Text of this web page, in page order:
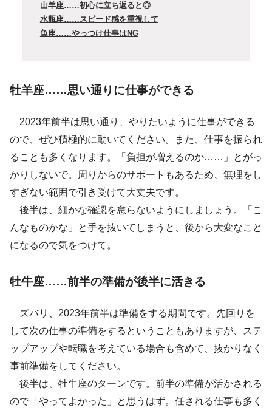
山羊座……初心に立ち返ると◎
水瓶座……スピード感を重視して
魚座……やっつけ仕事はNG
牡羊座……思い通りに仕事ができる
2023年前半は思い通り、やりたいように仕事ができる
ので、ぜひ積極的に動いてください。また、仕事を振られ
ることも多くなります。「負担が増えるのか……」とがっ
かりしないで。周りからのサポートもあるため、無理をし
すぎない範囲で引き受けて大丈夫です。
後半は、細かな確認を怠らないようにしましょう。「こ
んなものかな」と手を抜いてしまうと、後から大変なこと
になるので気をつけて。
牡牛座……前半の準備が後半に活きる
ズバリ、2023年前半は準備をする期間です。先回りを
して次の仕事の準備をするということもありますが、ステ
ップアップや転職を考えている場合も含めて、抜かりなく
事前準備をしてください。
後半は、牡牛座のターンです。前半の準備が活かされる
ので「やってよかった」と思うはず。任される仕事も多く